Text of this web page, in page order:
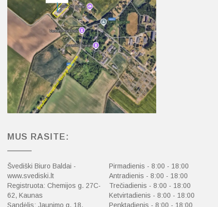
MUS RASITE:
Švediški Biuro Baldai -
www.svediski.lt
Registruota: Chemijos g. 27C-
62, Kaunas
Sandėlis: Jaunimo g. 18,
Pirmadienis - 8:00 - 18:00
Antradienis - 8:00 - 18:00
Trečiadienis - 8:00 - 18:00
Ketvirtadienis - 8:00 - 18:00
Penktadienis - 8:00 - 18:00